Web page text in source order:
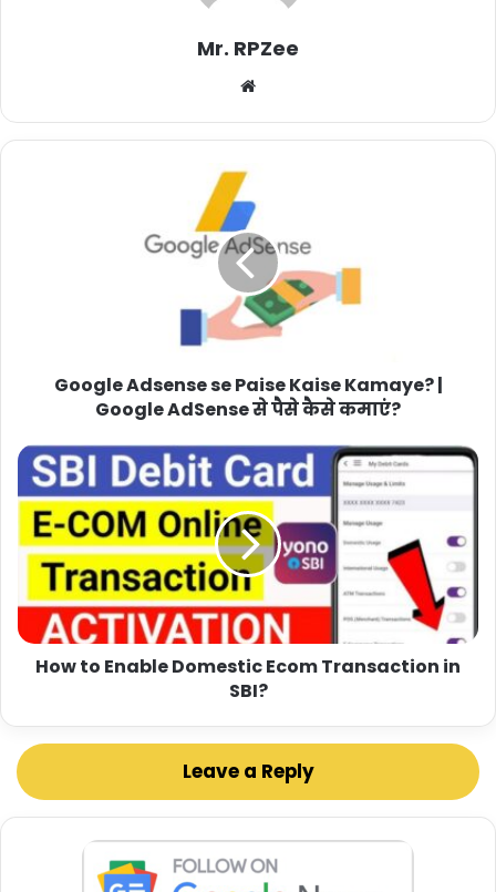
Mr. RPZee
Google Adsense se Paise Kaise Kamaye? |
Google AdSense से पैसे कैसे कमाएं?
How to Enable Domestic Ecom Transaction in
SBI?
Leave a Reply